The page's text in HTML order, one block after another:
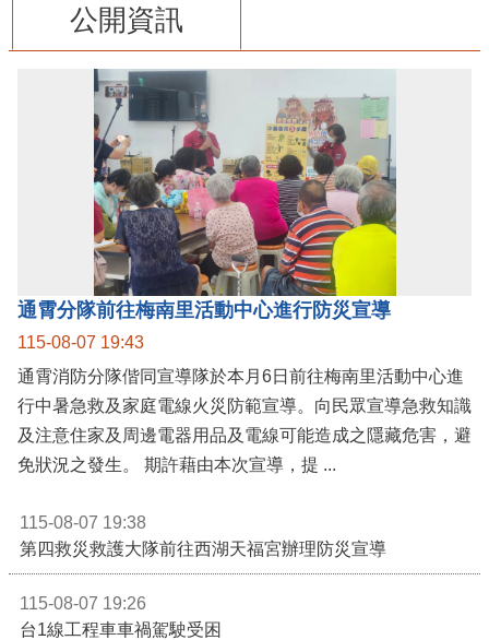
公開資訊
通霄分隊前往梅南里活動中心進行防災宣導
115-08-07 19:43
通霄消防分隊偕同宣導隊於本月6日前往梅南里活動中心進
行中暑急救及家庭電線火災防範宣導。向民眾宣導急救知識
及注意住家及周邊電器用品及電線可能造成之隱藏危害，避
免狀況之發生。 期許藉由本次宣導，提 ...
115-08-07 19:38
第四救災救護大隊前往西湖天福宮辦理防災宣導
115-08-07 19:26
台1線工程車車禍駕駛受困